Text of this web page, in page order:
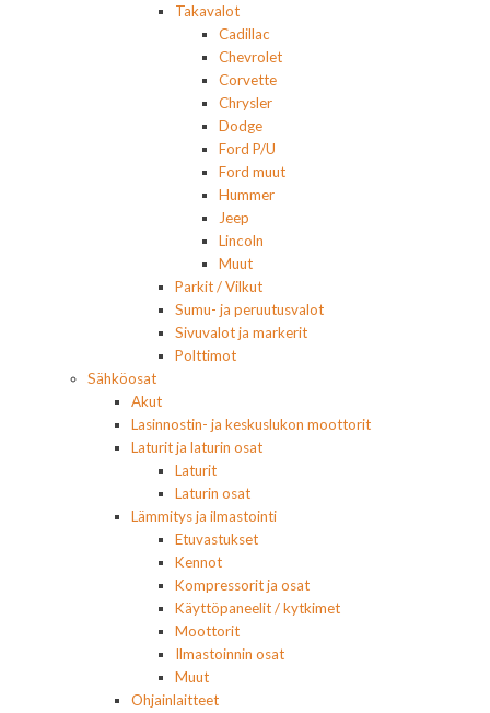
Takavalot
Cadillac
Chevrolet
Corvette
Chrysler
Dodge
Ford P/U
Ford muut
Hummer
Jeep
Lincoln
Muut
Parkit / Vilkut
Sumu- ja peruutusvalot
Sivuvalot ja markerit
Polttimot
Sähköosat
Akut
Lasinnostin- ja keskuslukon moottorit
Laturit ja laturin osat
Laturit
Laturin osat
Lämmitys ja ilmastointi
Etuvastukset
Kennot
Kompressorit ja osat
Käyttöpaneelit / kytkimet
Moottorit
Ilmastoinnin osat
Muut
Ohjainlaitteet